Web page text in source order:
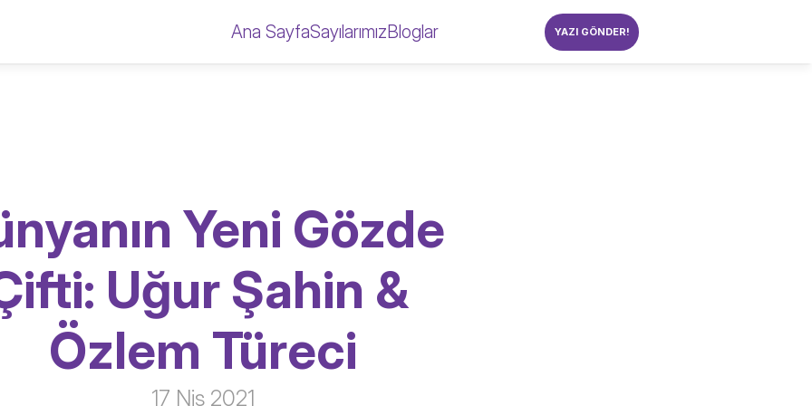
Ana SayfaSayılarımızBloglar YAZI GÖNDER!
Yeni Gözde
Uğur Şahin &
Özlem Türeci
17 Nis 2021